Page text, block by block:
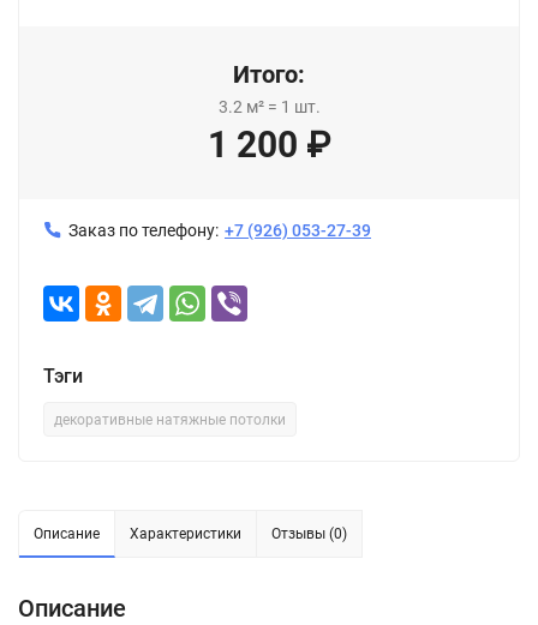
Итого:
3.2 м²= 1 шт.
1 200 ₽
Заказ по телефону: +7 (926) 053-27-39
Тэги
декоративные натяжные потолки
Описание Характеристики Отзывы (0)
Описание